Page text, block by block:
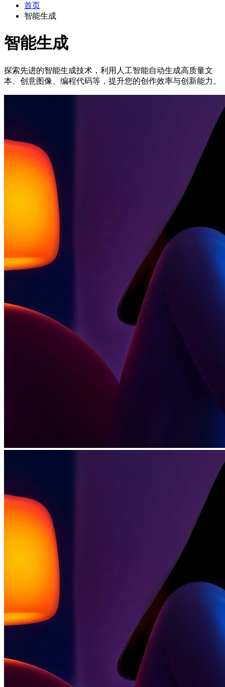
首页
智能生成
智能生成
探索先进的智能生成技术，利用人工智能自动生成高质量文
本、创意图像、编程代码等，提升您的创作效率与创新能力。